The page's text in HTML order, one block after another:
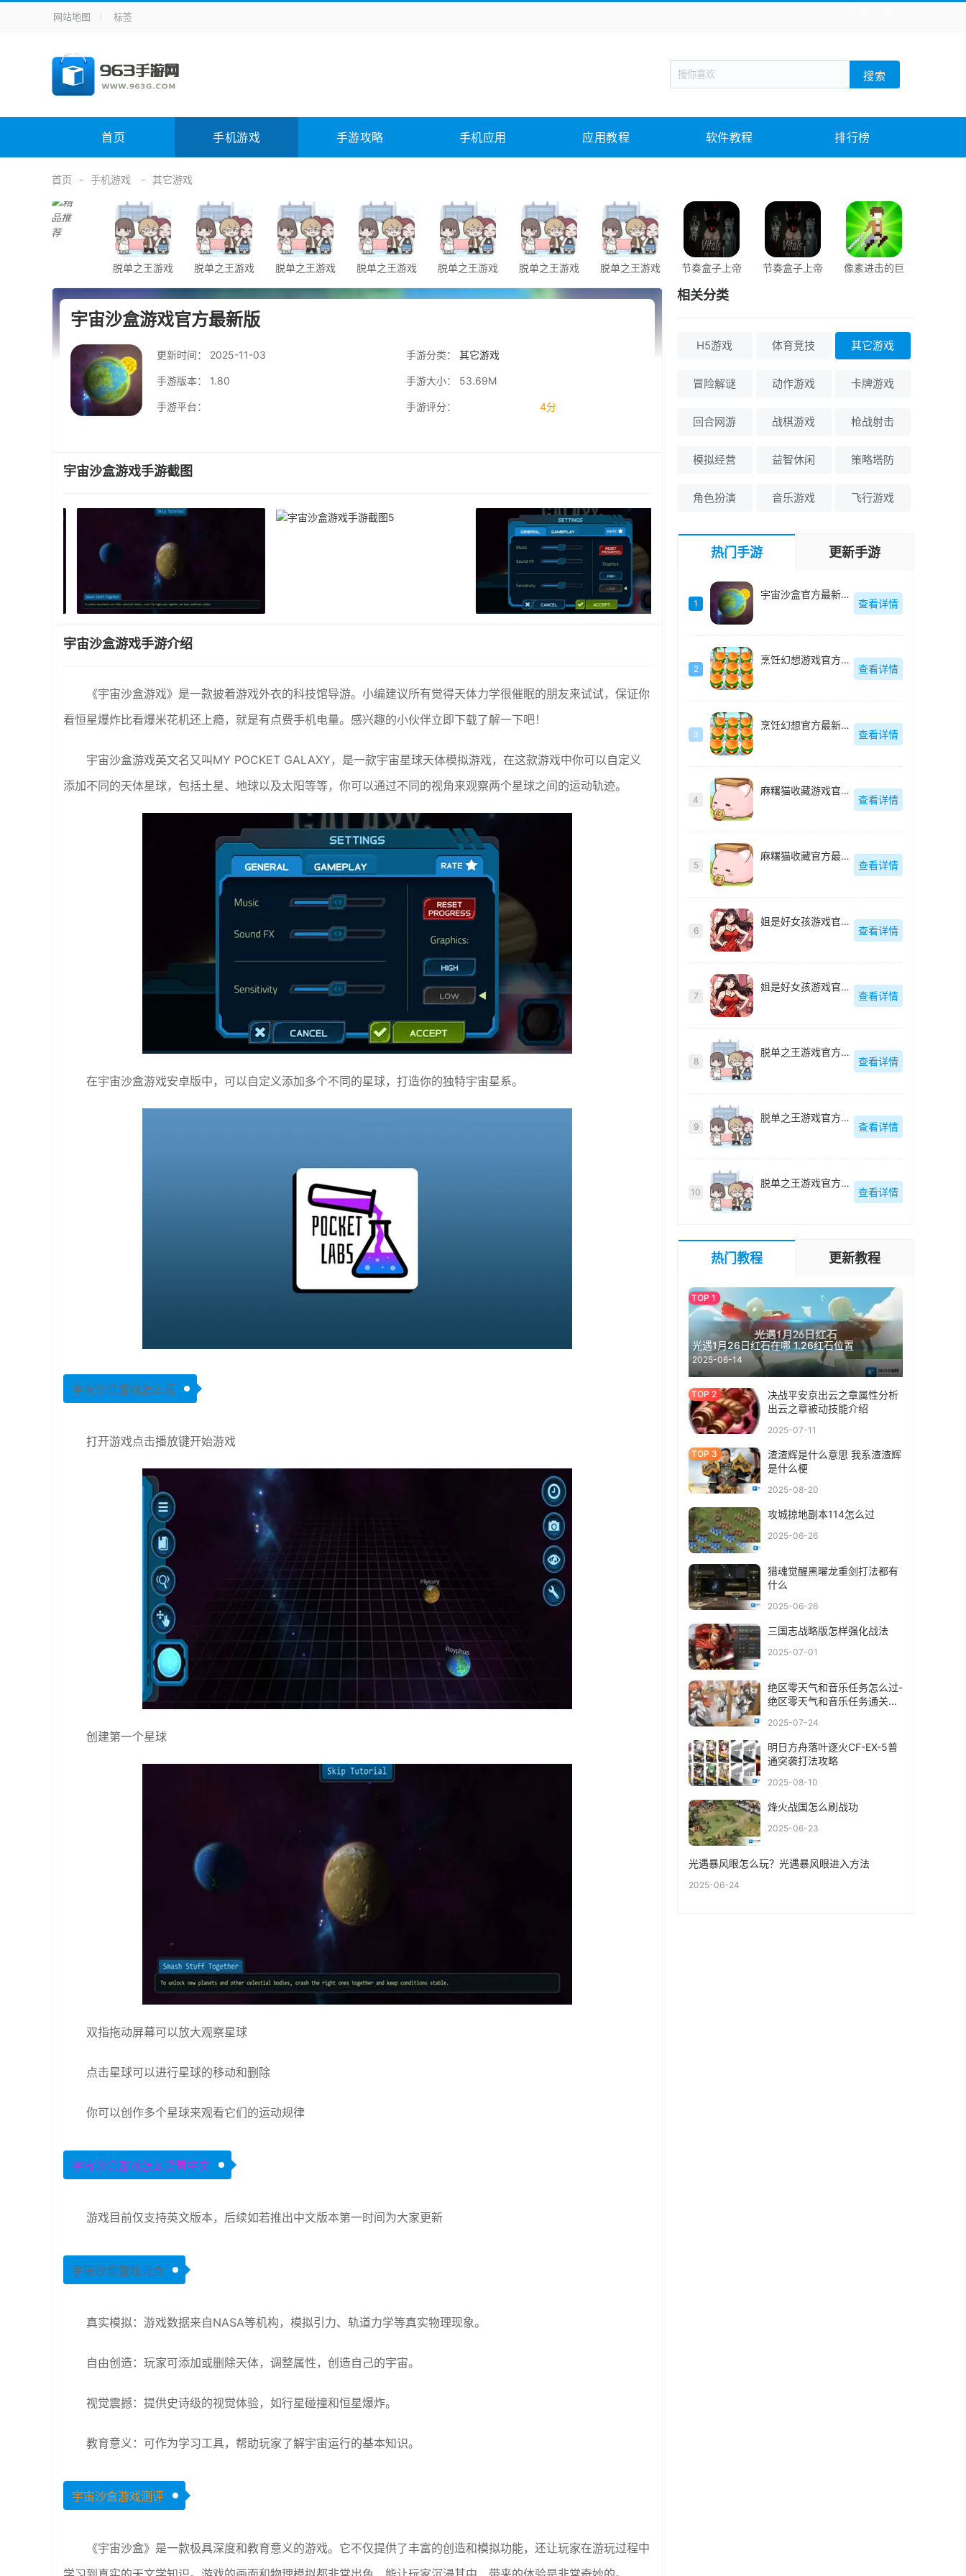
手机应用 新闻阅读 旅游出行 生活实用
手机游戏 体育竞技 战棋游戏 枪战射击 模拟经营
电脑软件 其它类别 图形软件 安全相关 应用软件 影音软件 插件下载 教育教学 游戏娱乐 系统软件 素材下载
未分类 综合其它
网站地图 标签
搜索
首页 手机游戏 手游攻略 手机应用 应用教程 软件教程 排行榜
首页 手机游戏 其它游戏
脱单之王游戏 脱单之王游戏 脱单之王游戏 脱单之王游戏 脱单之王游戏 脱单之王游戏 脱单之王游戏
节奏盒子上帝
版
节奏盒子上帝
像素进击的巨
宇宙沙盒游戏官方最新版
更新时间： 2025-11-03 手游分类： 其它游戏
手游版本： 1.80 手游大小： 53.69M
手游平台： 手游评分： 4分
宇宙沙盒游戏手游截图
宇宙沙盒游戏手游介绍
《宇宙沙盒游戏》是一款披着游戏外衣的科技馆导游。小编建议所有觉得天体力学很催眠的朋友来试试，保证你
看恒星爆炸比看爆米花机还上瘾，就是有点费手机电量。感兴趣的小伙伴立即下载了解一下吧！
宇宙沙盒游戏英文名又叫MY POCKET GALAXY，是一款宇宙星球天体模拟游戏，在这款游戏中你可以自定义
添加不同的天体星球，包括土星、地球以及太阳等等，你可以通过不同的视角来观察两个星球之间的运动轨迹。
在宇宙沙盒游戏安卓版中，可以自定义添加多个不同的星球，打造你的独特宇宙星系。
宇宙沙盒游戏怎么玩
打开游戏点击播放键开始游戏
创建第一个星球
双指拖动屏幕可以放大观察星球
点击星球可以进行星球的移动和删除
你可以创作多个星球来观看它们的运动规律
宇宙沙盒游戏怎么设置中文
游戏目前仅支持英文版本，后续如若推出中文版本第一时间为大家更新
宇宙沙盒游戏亮点
真实模拟：游戏数据来自NASA等机构，模拟引力、轨道力学等真实物理现象。
自由创造：玩家可添加或删除天体，调整属性，创造自己的宇宙。
视觉震撼：提供史诗级的视觉体验，如行星碰撞和恒星爆炸。
教育意义：可作为学习工具，帮助玩家了解宇宙运行的基本知识。
宇宙沙盒游戏测评
《宇宙沙盒》是一款极具深度和教育意义的游戏。它不仅提供了丰富的创造和模拟功能，还让玩家在游玩过程中
相关分类
H5游戏 体育竞技 其它游戏
冒险解谜 动作游戏 卡牌游戏
回合网游 战棋游戏 枪战射击
模拟经营 益智休闲 策略塔防
角色扮演 音乐游戏 飞行游戏
热门手游 更新手游
1
宇宙沙盒官方最新版-1.80
查看详情
2
烹饪幻想游戏官方最新版-1.3.9
查看详情
3
烹饪幻想官方最新版-1.3.9
查看详情
4
麻糬猫收藏游戏官方最新版-1.20250930.0
查看详情
5
麻糬猫收藏官方最新版-1.20250930.0
查看详情
6
姐是好女孩游戏官方最新版-1.1.8
查看详情
7
姐是好女孩游戏官方最新版-1.1.8
查看详情
8
脱单之王游戏官方最新版-1.0
查看详情
9
脱单之王游戏官方最新版-1.0
查看详情
10
脱单之王游戏官方最新版-1.0
查看详情
热门教程 更新教程
光遇1月26日红石在哪 1.26红石位置
2025-06-14
决战平安京出云之章属性分析
出云之章被动技能介绍
2025-07-11
渣渣辉是什么意思 我系渣渣辉
是什么梗
2025-08-20
攻城掠地副本114怎么过
2025-06-26
猎魂觉醒黑曜龙重剑打法都有
什么
2025-06-26
三国志战略版怎样强化战法
2025-07-01
绝区零天气和音乐任务怎么过-
绝区零天气和音乐任务通关攻
2025-07-24
明日方舟落叶逐火CF-EX-5普
通突袭打法攻略
2025-08-10
烽火战国怎么刷战功
2025-06-23
光遇暴风眼怎么玩？光遇暴风眼进入方法
2025-06-24